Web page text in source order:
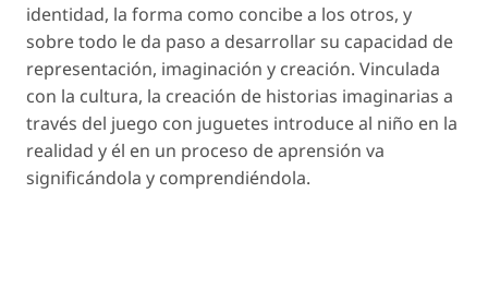
identidad, la forma como concibe a los otros, y
sobre todo le da paso a desarrollar su capacidad de
representación, imaginación y creación. Vinculada
con la cultura, la creación de historias imaginarias a
través del juego con juguetes introduce al niño en la
realidad y él en un proceso de aprensión va
significándola y comprendiéndola.